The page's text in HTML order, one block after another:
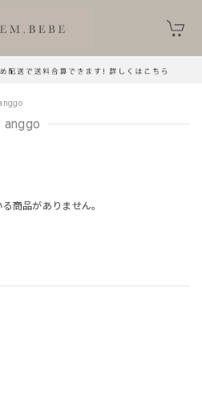
anggo
商品がありません。